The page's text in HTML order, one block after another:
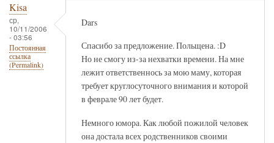
Kisa
ср,
10/11/2006
- 03:56
Постоянная
ссылка
(Permalink)
Dars
Спасибо за предложение. Польщена. :D
Но не смогу из-за нехватки времени. На мне
лежит ответственнось за мою маму, которая
требует круглосуточного внимания и которой
в феврале 90 лет будет.
Немного юмора. Как любой пожилой человек
она достала всех родственников своими